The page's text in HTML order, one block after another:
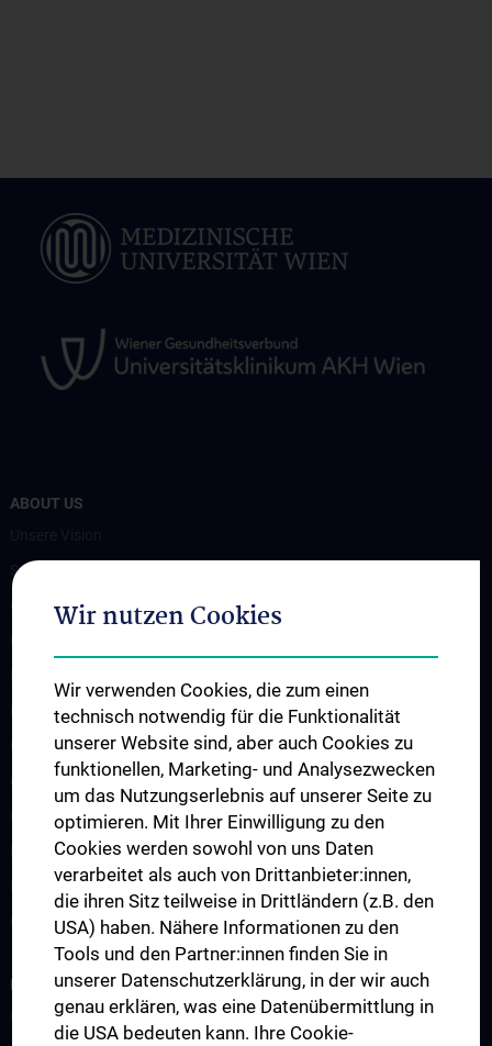
ABOUT US
Spenden. Forschen. Heilen.
Organigramm
Flagship Projekte
Unsere Partnerinstitutionen
CCII-Jahresberichte
Events
Contact
FOR PATIENTS
Informationen für Patient:innen mit Primären Immundefekten
Wir nutzen Cookies
Wir verwenden Cookies, die zum einen
technisch notwendig für die Funktionalität
unserer Website sind, aber auch Cookies zu
funktionellen, Marketing- und Analysezwecken
um das Nutzungserlebnis auf unserer Seite zu
optimieren. Mit Ihrer Einwilligung zu den
Cookies werden sowohl von uns Daten
verarbeitet als auch von Drittanbieter:innen,
die ihren Sitz teilweise in Drittländern (z.B. den
USA) haben. Nähere Informationen zu den
Tools und den Partner:innen finden Sie in
unserer Datenschutzerklärung, in der wir auch
genau erklären, was eine Datenübermittlung in
die USA bedeuten kann. Ihre Cookie-